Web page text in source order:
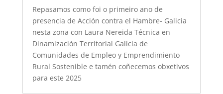
Repasamos como foi o primeiro ano de
presencia de Acción contra el Hambre- Galicia
nesta zona con Laura Nereida Técnica en
Dinamización Territorial Galicia de
Comunidades de Empleo y Emprendimiento
Rural Sostenible e tamén coñecemos obxetivos
para este 2025